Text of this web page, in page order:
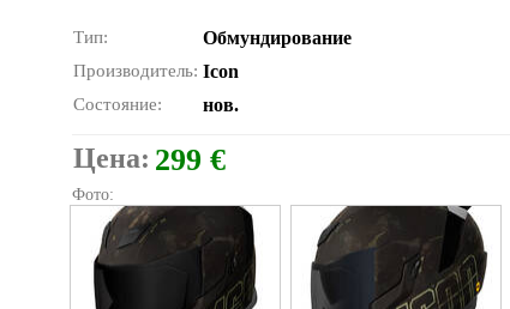
Тип: Обмундирование
Производитель: Icon
Состояние: нов.
Цена: 299 €
Фото: